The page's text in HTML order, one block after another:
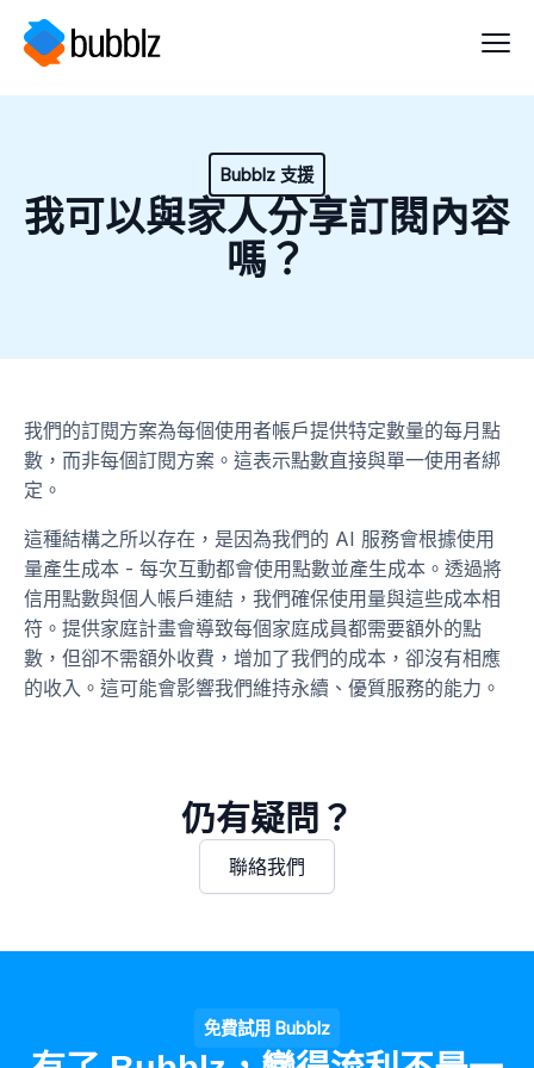
Bubblz 支援
我可以與家人分享訂閱內容
嗎？
我們的訂閱方案為每個使用者帳戶提供特定數量的每月點
數，而非每個訂閱方案。這表示點數直接與單一使用者綁
定。
這種結構之所以存在，是因為我們的 AI 服務會根據使用
量產生成本 - 每次互動都會使用點數並產生成本。透過將
信用點數與個人帳戶連結，我們確保使用量與這些成本相
符。提供家庭計畫會導致每個家庭成員都需要額外的點
數，但卻不需額外收費，增加了我們的成本，卻沒有相應
的收入。這可能會影響我們維持永續、優質服務的能力。
仍有疑問？
聯絡我們
免費試用 Bubblz